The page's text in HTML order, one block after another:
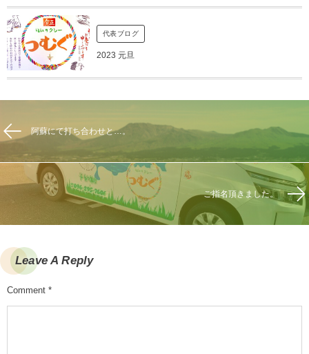
代表ブログ
2023 元旦
阿蘇にて打ち合わせと…。
ご指名頂きました。
Leave A Reply
Comment *